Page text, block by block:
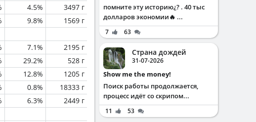
4.5%
3497 г
9.8% 1569 г
7.1%
2195 г
29.2%
528 г
12.8%
1205 г
0.8%
18333 г
6.3% 2449 г
помните эту историю¿? . 40 тыс
долларов экономии🔥 ...
7 63
Страна дождей
31-07-2026
Show me the money!
Поиск работы продолжается,
процесс идёт со скрипом...
11 53